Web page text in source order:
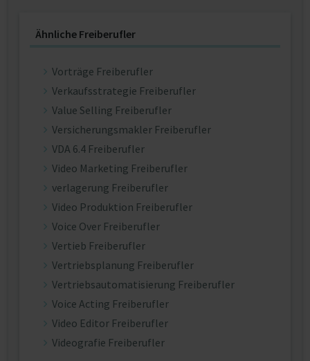
Ähnliche Freiberufler
Vorträge Freiberufler
Verkaufsstrategie Freiberufler
Value Selling Freiberufler
Versicherungsmakler Freiberufler
VDA 6.4 Freiberufler
Video Marketing Freiberufler
verlagerung Freiberufler
Video Produktion Freiberufler
Voice Over Freiberufler
Vertieb Freiberufler
Vertriebsplanung Freiberufler
Vertriebsautomatisierung Freiberufler
Voice Acting Freiberufler
Video Editor Freiberufler
Videografie Freiberufler